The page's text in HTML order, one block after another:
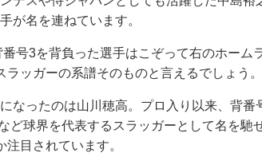
が名を連ねています。
号3を背負った選手はこぞって右のホーム
ッガーの系譜そのものと言えるでしょう。
なったのは山川穂高。プロ入り以来、背番
ど球界を代表するスラッガーとして名を
目されています。